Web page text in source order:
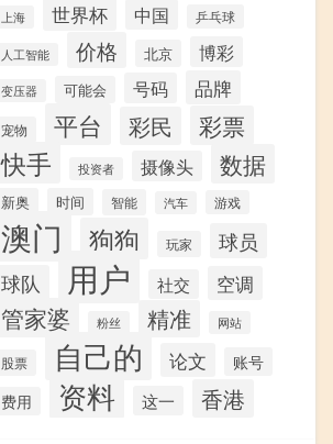
上海 世界杯 中国 乒乓球
人工智能 价格 北京 博彩
变压器 可能会 号码 品牌
宠物 平台 彩民 彩票
快手 投资者 摄像头 数据
新奥 时间 智能 汽车 游戏
澳门 狗狗 玩家
球员
球队
用户 社交 空调
管家婆 粉丝 精准 网站
股票 自己的 论文
账号
费用
资料 这一 香港